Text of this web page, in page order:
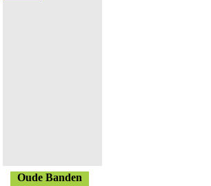
Oude Banden